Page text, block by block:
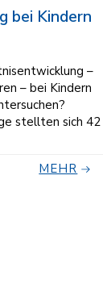
bei Kindern
–
– bei Kindern
stellten sich 42
MEHR